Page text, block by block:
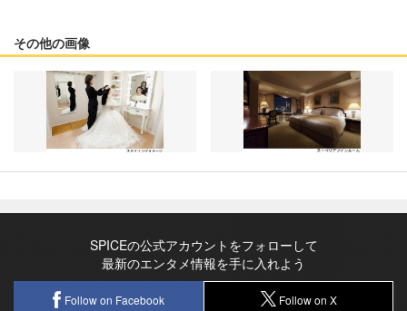
その他の画像
SPICEの公式アカウントをフォローして
最新のエンタメ情報を手に入れよう
Follow on Facebook Follow on X